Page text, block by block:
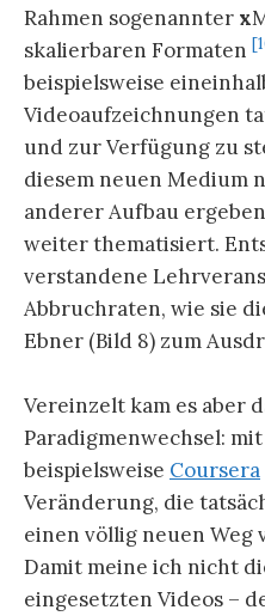
Rahmen sogenannter x
skalierbaren Formaten
beispielsweise
Videoaufzeichnungen
und zur Verfügung zu
diesem neuen Medium
anderer Aufbau
weiter thematisiert.
verstandene
Abbruchraten, wie sie
Ebner (Bild 8) zum
Vereinzelt kam es aber
Paradigmenwechsel:
beispielsweise Coursera
Veränderung, die
einen völlig neuen Weg
Damit meine ich nicht
eingesetzten Videos –